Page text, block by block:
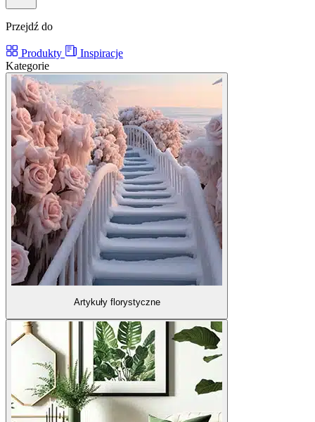
Przejdź do
Produkty
Inspiracje
Kategorie
Artykuły florystyczne